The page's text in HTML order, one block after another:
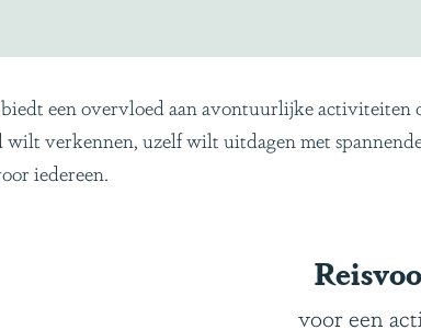
biedt een overvloed aan avontuurlijke
wilt verkennen, uzelf wilt uitdagen met
iedereen.
voor een